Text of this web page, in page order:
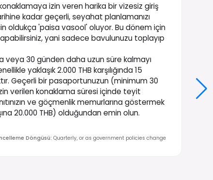
izin veren harika bir vizesiz giriş
kadar geçerli, seyahat planlamanızı
oldukça 'paisa vasool' oluyor. Bu dönem için
yani sadece bavulunuzu toplayıp
veya 30 günden daha uzun süre kalmayı
yaklaşık 2.000 THB karşılığında 15
Geçerli bir pasaportunuzun (minimum 30
verilen konaklama süresi içinde teyit
ve göçmenlik memurlarına göstermek
20.000 THB) olduğundan emin olun.
Döngüsü: Quarterly, or as government policies change